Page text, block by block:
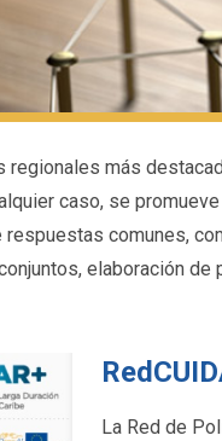
regionales más
caso, se
respuestas comunes,
elaboración
La Red de